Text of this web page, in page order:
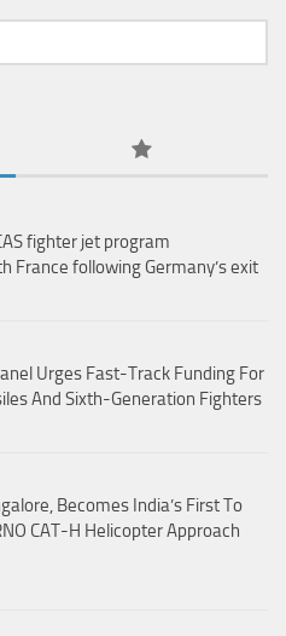
fighter jet program
France following Germany’s exit
Urges Fast-Track Funding For
And Sixth-Generation Fighters
Becomes India’s First To
CAT-H Helicopter Approach